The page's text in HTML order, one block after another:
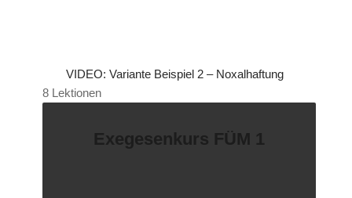
VIDEO: Variante Beispiel 2 – Noxalhaftung
8 Lektionen
Exegesenkurs FÜM 1